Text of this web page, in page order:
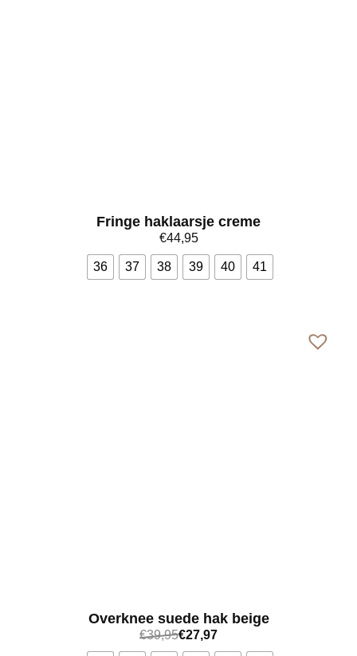
Fringe haklaarsje creme
€44,95
36 37 38 39 40 41
Overknee suede hak beige
€39,95€27,97